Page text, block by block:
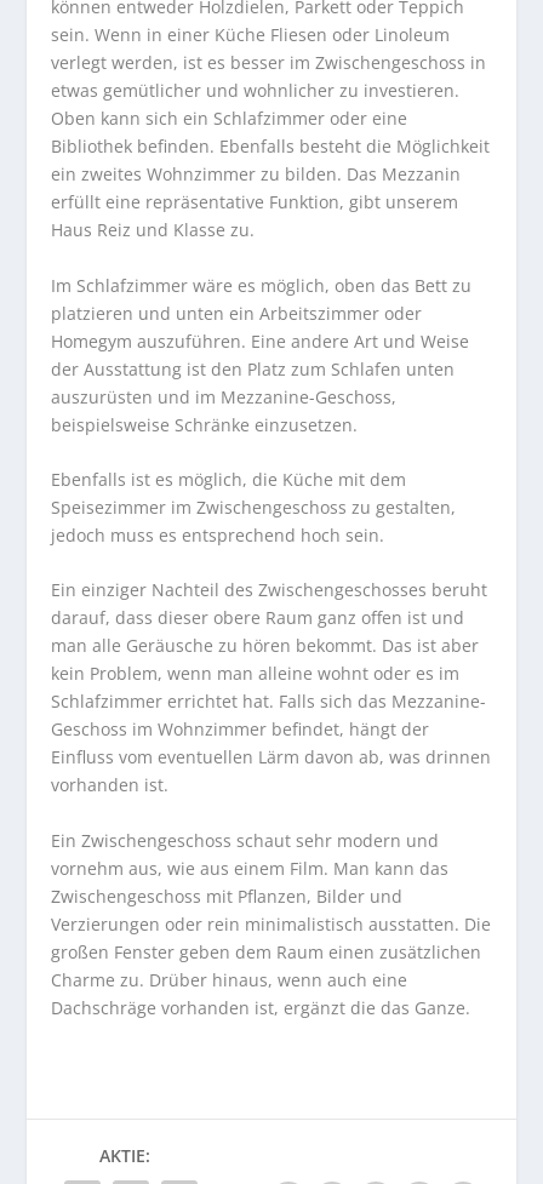
können entweder Holzdielen, Parkett oder Teppich
sein. Wenn in einer Küche Fliesen oder Linoleum
verlegt werden, ist es besser im Zwischengeschoss in
etwas gemütlicher und wohnlicher zu investieren.
Oben kann sich ein Schlafzimmer oder eine
Bibliothek befinden. Ebenfalls besteht die Möglichkeit
ein zweites Wohnzimmer zu bilden. Das Mezzanin
erfüllt eine repräsentative Funktion, gibt unserem
Haus Reiz und Klasse zu.
Im Schlafzimmer wäre es möglich, oben das Bett zu
platzieren und unten ein Arbeitszimmer oder
Homegym auszuführen. Eine andere Art und Weise
der Ausstattung ist den Platz zum Schlafen unten
auszurüsten und im Mezzanine-Geschoss,
beispielsweise Schränke einzusetzen.
Ebenfalls ist es möglich, die Küche mit dem
Speisezimmer im Zwischengeschoss zu gestalten,
jedoch muss es entsprechend hoch sein.
Ein einziger Nachteil des Zwischengeschosses beruht
darauf, dass dieser obere Raum ganz offen ist und
man alle Geräusche zu hören bekommt. Das ist aber
kein Problem, wenn man alleine wohnt oder es im
Schlafzimmer errichtet hat. Falls sich das Mezzanine-
Geschoss im Wohnzimmer befindet, hängt der
Einfluss vom eventuellen Lärm davon ab, was drinnen
vorhanden ist.
Ein Zwischengeschoss schaut sehr modern und
vornehm aus, wie aus einem Film. Man kann das
Zwischengeschoss mit Pflanzen, Bilder und
Verzierungen oder rein minimalistisch ausstatten. Die
großen Fenster geben dem Raum einen zusätzlichen
Charme zu. Drüber hinaus, wenn auch eine
Dachschräge vorhanden ist, ergänzt die das Ganze.
AKTIE: